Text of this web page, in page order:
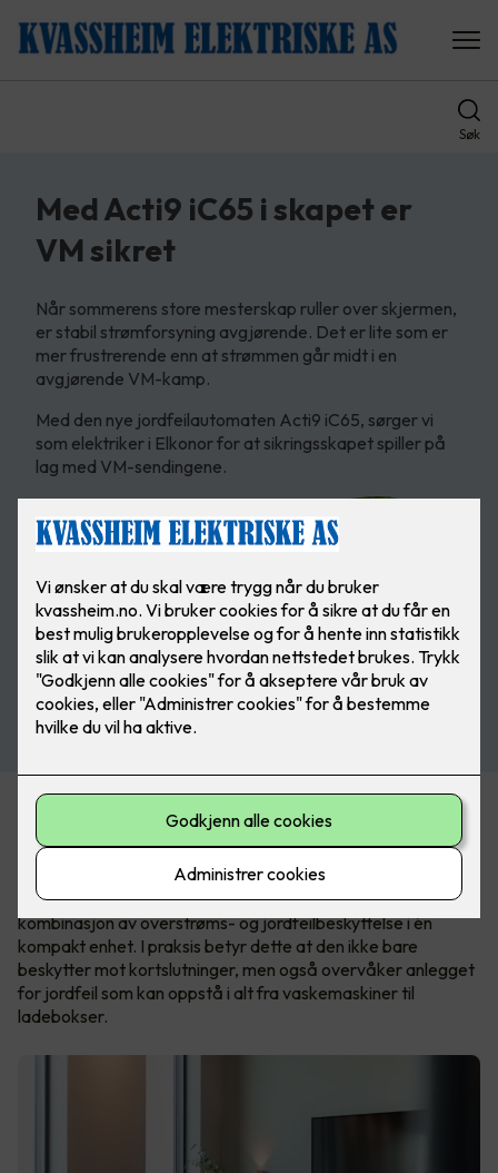
Søk
Med Acti9 iC65 i skapet er
VM sikret
Når sommerens store mesterskap ruller over skjermen,
er stabil strømforsyning avgjørende. Det er lite som er
mer frustrerende enn at strømmen går midt i en
avgjørende VM-kamp.
Med den nye jordfeilautomaten Acti9 iC65, sørger vi
som elektriker i Elkonor for at sikringsskapet spiller på
lag med VM-sendingene.
Acti9 iC65 - jordfeilautomaten med
to funksjoner.
Acti9 iC65 RCBO er ikke bare en sikring det er en
kombinasjon av overstrøms- og jordfeilbeskyttelse i én
kompakt enhet. I praksis betyr dette at den ikke bare
beskytter mot kortslutninger, men også overvåker anlegget
for jordfeil som kan oppstå i alt fra vaskemaskiner til
ladebokser.